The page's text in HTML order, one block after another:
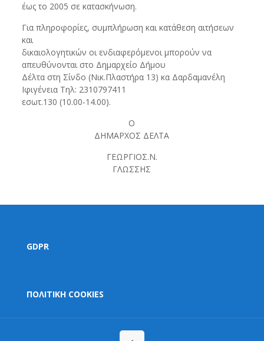
έως το 2005 σε κατασκήνωση.
Για πληροφορίες, συμπλήρωση και κατάθεση αιτήσεων
και
δικαιολογητικών οι ενδιαφερόμενοι μπορούν να
απευθύνονται στο Δημαρχείο Δήμου
Δέλτα στη Σίνδο (Νικ.Πλαστήρα 13) κα Δαρδαμανέλη
Ιφιγένεια Τηλ: 2310797411
εσωτ.130 (10.00-14.00).
Ο
ΔΗΜΑΡΧΟΣ ΔΕΛΤΑ
ΓΕΩΡΓΙΟΣ.Ν.
ΓΛΩΣΣΗΣ
GDPR
ΠΟΛΙΤΙΚΗ COOKIES